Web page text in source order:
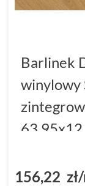
Barlinek
winylowy
156,22 zł/